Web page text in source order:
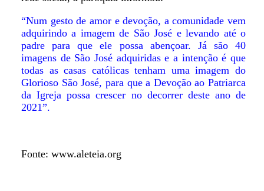
“Num gesto de amor e devoção, a comunidade vem
adquirindo a imagem de São José e levando até o
padre para que ele possa abençoar. Já são 40
imagens de São José adquiridas e a intenção é que
todas as casas católicas tenham uma imagem do
Glorioso São José, para que a Devoção ao Patriarca
da Igreja possa crescer no decorrer deste ano de
2021”.
Fonte: www.aleteia.org